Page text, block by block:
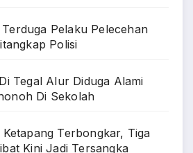
Pelaku Pelecehan
Polisi
Tegal Alur Diduga Alami
Di Sekolah
Terbongkar, Tiga
Kini Jadi Tersangka